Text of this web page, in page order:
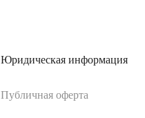
Юридическая информация
Публичная оферта